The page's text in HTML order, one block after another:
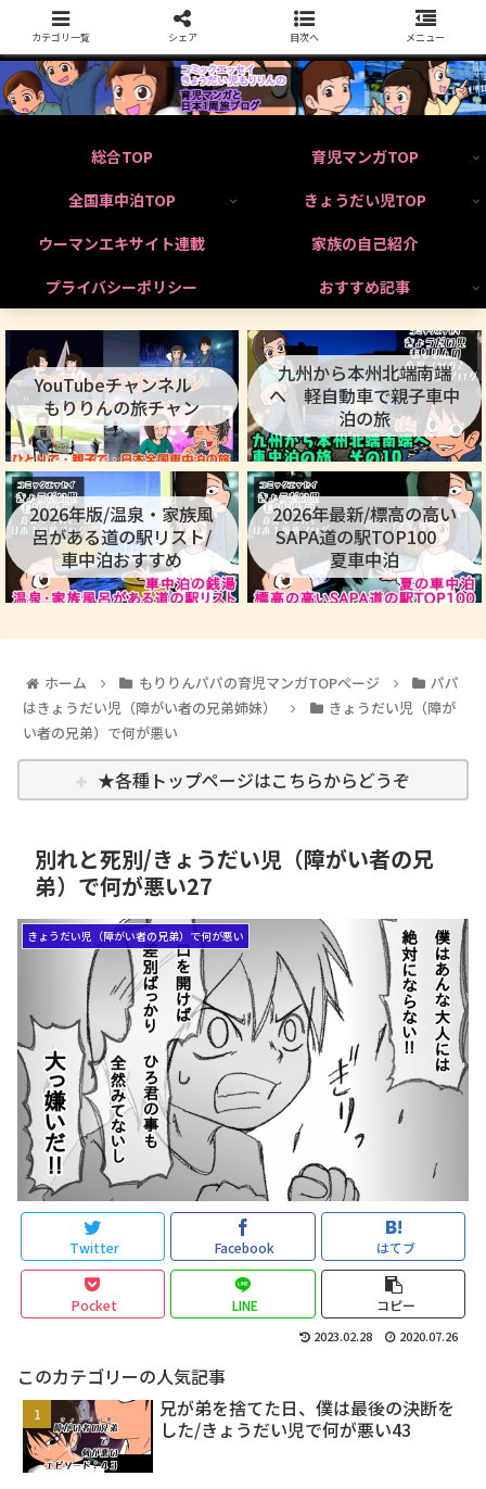
総合TOP
育児マンガTOP
全国車中泊TOP
きょうだい児TOP
ウーマンエキサイト連載
家族の自己紹介
プライバシーポリシー
おすすめ記事
YouTubeチャンネル
もりりんの旅チャン
九州から本州北端南端
へ 軽自動車で親子車中
泊の旅
2026年版/温泉・家族風
呂がある道の駅リスト/
車中泊おすすめ
2026年最新/標高の高い
SAPA道の駅TOP100
夏車中泊
ホーム もりりんパパの育児マンガTOPページ
パパ
はきょうだい児（障がい者の兄弟姉妹）
きょうだい児（障が
い者の兄弟）で何が悪い
★各種トップページはこちらからどうぞ
別れと死別/きょうだい児（障がい者の兄
弟）で何が悪い27
きょうだい児（障がい者の兄弟）で何が悪い
Twitter Facebook はてブ
Pocket LINE コピー
2023.02.28 2020.07.26
このカテゴリーの人気記事
兄が弟を捨てた日、僕は最後の決断を
した/きょうだい児で何が悪い43
カテゴリ一覧 シェア 目次へ メニュー